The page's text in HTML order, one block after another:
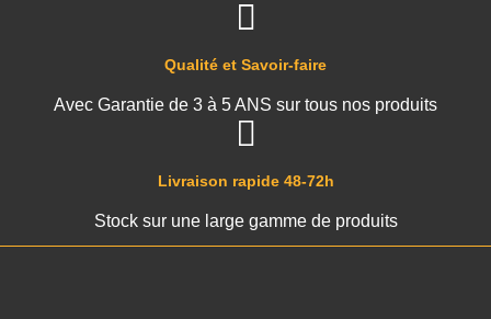
Livraison rapide 48-72h
Stock sur une large gamme de produits
Qualité et Savoir-faire
Avec Garantie de 3 à 5 ANS sur tous nos produits